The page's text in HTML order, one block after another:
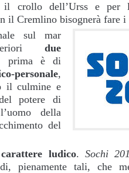
il crollo dell’Urss e per
il Cremlino bisognerà fare
sul mar
due
prima è di
personale,
il culmine e
potere di
l’uomo della
del
carattere ludico. Sochi
pienamente tali, che